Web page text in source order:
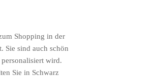
Shopping in der
Sie sind auch schön
personalisiert wird.
Sie in Schwarz